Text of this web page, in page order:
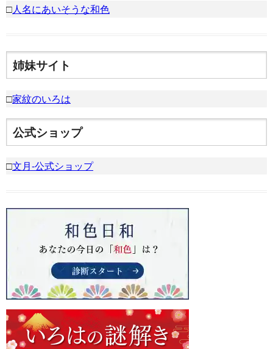
□人名にあいそうな和色
姉妹サイト
□家紋のいろは
公式ショップ
□文月-公式ショップ